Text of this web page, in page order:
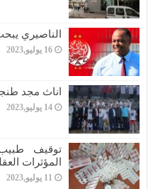
الناصيري
16 يوليو,2023
اناث مجد
14 يوليو,2023
توقيف
المؤثرات
11 يوليو,2023